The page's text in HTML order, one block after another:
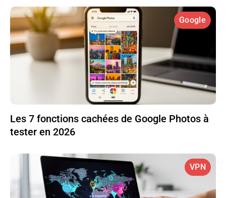
Google
Les 7 fonctions cachées de Google Photos à
tester en 2026
VPN